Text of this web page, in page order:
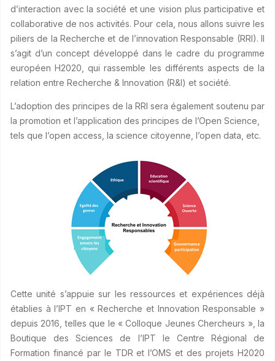
d’interaction avec la société et une vision plus participative et
collaborative de nos activités. Pour cela, nous allons suivre les
piliers de la Recherche et de l’innovation Responsable (RRI). Il
s’agit d’un concept développé dans le cadre du programme
européen H2020, qui rassemble les différents aspects de la
relation entre Recherche & Innovation (R&I) et société.
L’adoption des principes de la RRI sera également soutenu par
la promotion et l’application des principes de l’Open Science,
tels que l’open access, la science citoyenne, l’open data, etc.
Cette unité s’appuie sur les ressources et expériences déjà
établies à l’IPT en « Recherche et Innovation Responsable »
depuis 2016, telles que le « Colloque Jeunes Chercheurs », la
Boutique des Sciences de l’IPT le Centre Régional de
Formation financé par le TDR et l’OMS et des projets H2020